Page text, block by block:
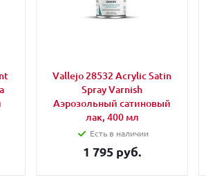
Vallejo 28532 Acrylic Satin
Spray Varnish
Аэрозольный сатиновый
лак, 400 мл
Есть в наличии
1 795 руб.